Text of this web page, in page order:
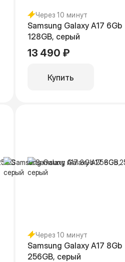
Через 10 минут
Samsung Galaxy A17 6Gb
128GB, серый
13 490 ₽
Купить
Через 10 минут
Samsung Galaxy A17 8Gb
256GB, серый